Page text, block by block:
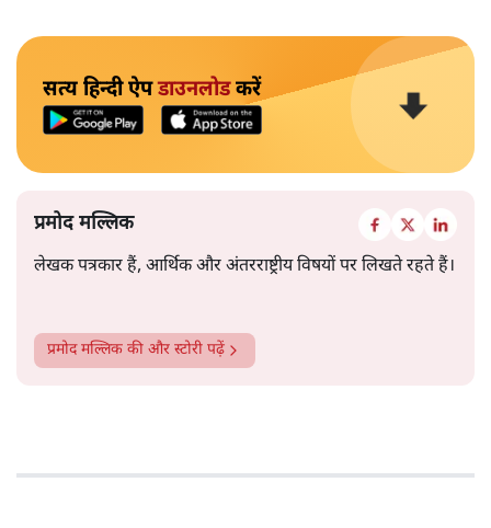
सत्य हिन्दी ऐपडाउनलोडकरें
प्रमोद मल्लिक
लेखक पत्रकार हैं, आर्थिक और अंतरराष्ट्रीय विषयों पर लिखते रहते हैं।
प्रमोद मल्लिक की और स्टोरी पढ़ें